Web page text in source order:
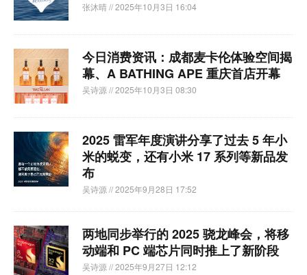
张沐晴// 2025年10月3日 16:04
今日消费资讯：成都麦卡伦体验空间揭
幕、A BATHING APE 重庆首店开幕
吴诗源 // 2025年10月3日 08:30
2025 雷军年度演讲分享了过去 5 年小
米的蜕变，还有小米 17 系列等新品发
布
吴诗源 // 2025年9月28日 17:52
两地同步举行的 2025 骁龙峰会，将移
动端和 PC 端芯片同时推上了新阶段
吴诗源 // 2025年9月27日 12:12